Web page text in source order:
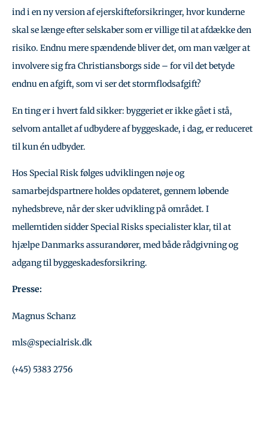
ind i en ny version af ejerskifteforsikringer, hvor kunderne
skal se længe efter selskaber som er villige til at afdække den
risiko. Endnu mere spændende bliver det, om man vælger at
involvere sig fra Christiansborgs side – for vil det betyde
endnu en afgift, som vi ser det stormflodsafgift?
En ting er i hvert fald sikker: byggeriet er ikke gået i stå,
selvom antallet af udbydere af byggeskade, i dag, er reduceret
til kun én udbyder.
Hos Special Risk følges udviklingen nøje og
samarbejdspartnere holdes opdateret, gennem løbende
nyhedsbreve, når der sker udvikling på området. I
mellemtiden sidder Special Risks specialister klar, til at
hjælpe Danmarks assurandører, med både rådgivning og
adgang til byggeskadesforsikring.
Presse:
Magnus Schanz
mls@specialrisk.dk
(+45) 5383 2756